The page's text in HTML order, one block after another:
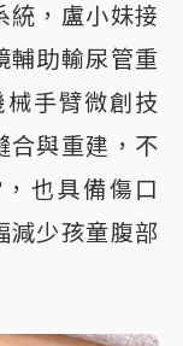
統，盧小妹接
輔助輸尿管重
手臂微創技
合與重建，不
也具備傷口
減少孩童腹部